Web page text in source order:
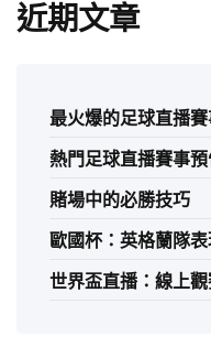
近期文章
最火爆的足球直播
熱門足球直播賽事
賭場中的必勝技巧
歐國杯：英格蘭隊
世界盃直播：線上觀